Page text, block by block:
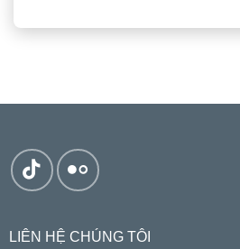
LIÊN HỆ CHÚNG TÔI